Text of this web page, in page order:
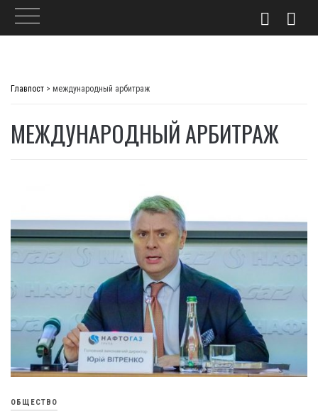
Главпост > международный арбитраж
МЕЖДУНАРОДНЫЙ АРБИТРАЖ
ОБЩЕСТВО